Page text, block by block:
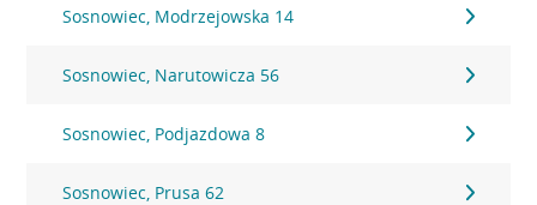
Sosnowiec, Modrzejowska 14
Sosnowiec, Narutowicza 56
Sosnowiec, Podjazdowa 8
Sosnowiec, Prusa 62